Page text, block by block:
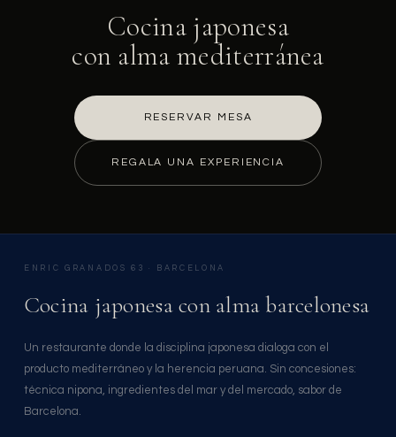
Cocina japonesa
con alma mediterránea
RESERVAR MESA
REGALA UNA EXPERIENCIA
ENRIC GRANADOS 63 · BARCELONA
Cocina japonesa con alma barcelonesa
Un restaurante donde la disciplina japonesa dialoga con el
producto mediterráneo y la herencia peruana. Sin concesiones:
técnica nipona, ingredientes del mar y del mercado, sabor de
Barcelona.